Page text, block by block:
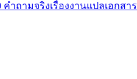
คำถามจริงเรื่องงานแปลเอกสาร